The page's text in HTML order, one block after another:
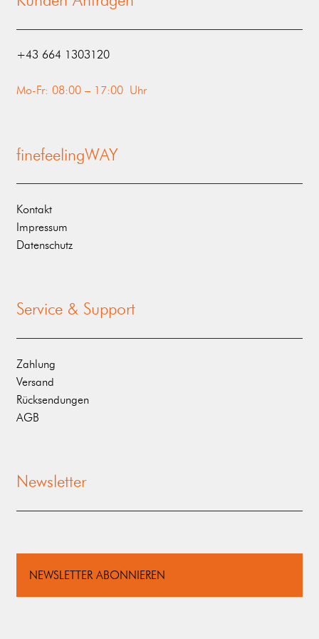
‭+43 664 1303120‬
Mo-Fr: 08:00 – 17:00 Uhr
finefeelingWAY
Kontakt
Impressum
Datenschutz
Service & Support
Zahlung
Versand
Rücksendungen
AGB
Newsletter
NEWSLETTER ABONNIEREN